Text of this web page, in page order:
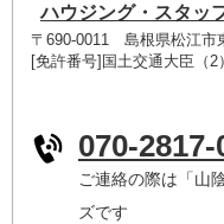
ハウジング・スタッ
〒690-0011 島根県松江市
[免許番号]国土交通大臣（2
070-2817-
ご連絡の際は「山
ズです